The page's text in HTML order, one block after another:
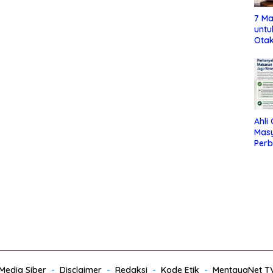
7
Ahli
Siber Disclaimer Redaksi Kode Etik MentayaNet